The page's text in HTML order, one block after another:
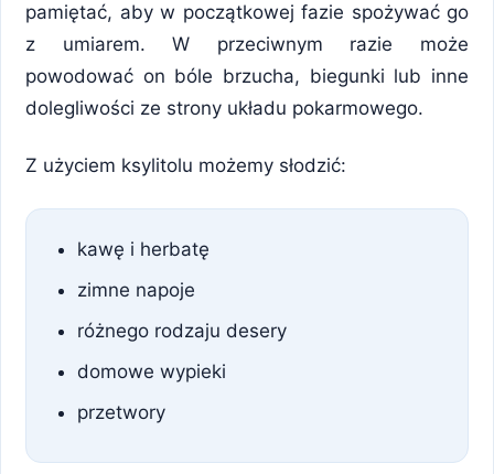
pamiętać, aby w początkowej fazie spożywać go
z umiarem. W przeciwnym razie może
powodować on bóle brzucha, biegunki lub inne
dolegliwości ze strony układu pokarmowego.
Z użyciem ksylitolu możemy słodzić:
kawę i herbatę
zimne napoje
różnego rodzaju desery
domowe wypieki
przetwory